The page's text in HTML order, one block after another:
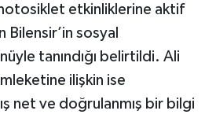
etkinliklerine aktif
Bilensir’in sosyal
tanındığı belirtildi. Ali
ilişkin ise
net ve doğrulanmış bir bilgi